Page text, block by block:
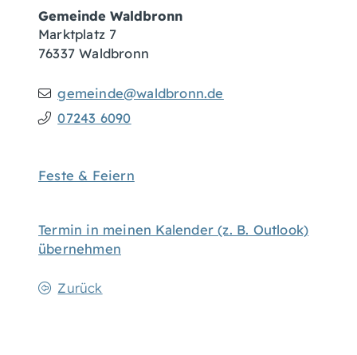
Gemeinde Waldbronn
Marktplatz 7
76337 Waldbronn
gemeinde@waldbronn.de
07243 6090
Feste & Feiern
Termin in meinen Kalender (z. B. Outlook)
übernehmen
Zurück